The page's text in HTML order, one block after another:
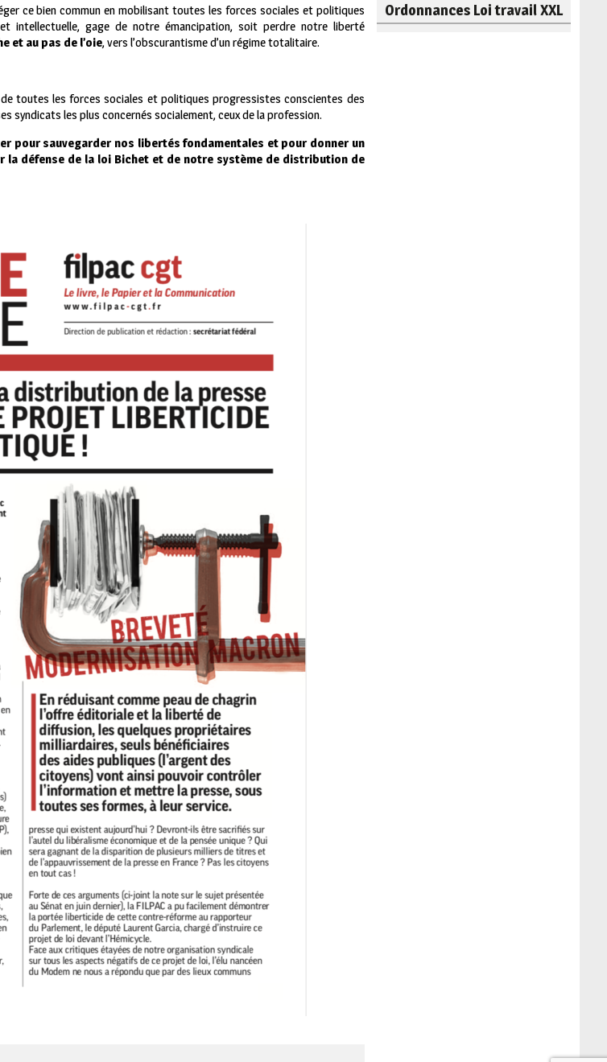
ce bien commun en mobilisant toutes les forces sociales et politiques
intellectuelle, gage de notre émancipation, soit perdre notre liberté
et au pas de l’oie, vers l’obscurantisme d’un régime totalitaire.
toutes les forces sociales et politiques progressistes conscientes des
syndicats les plus concernés socialement, ceux de la profession.
pour sauvegarder nos libertés fondamentales et pour donner un
la défense de la loi Bichet et de notre système de distribution de
Ordonnances Loi travail XXL